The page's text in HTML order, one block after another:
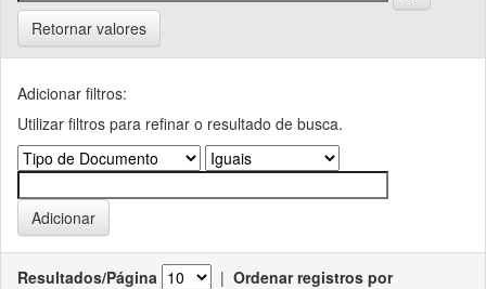
Retornar valores
Adicionar filtros:
Utilizar filtros para refinar o resultado de busca.
Resultados/Página | Ordenar registros por